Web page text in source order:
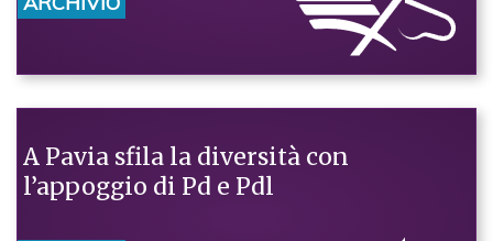
A Pavia sfila la diversità con
l’appoggio di Pd e Pdl